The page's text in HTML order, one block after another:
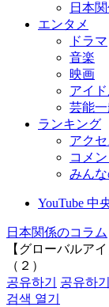
日本
エンタメ
ドラマ
音楽
映画
アイ
芸能
ランキング
アクセ
コメン
みん
YouTube 中
日本関係のコラム
【グローバルア
（２）
공유하기
공유하기
검색 열기